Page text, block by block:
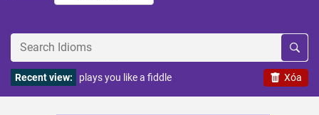
Xóa
Recent view: plays you like a fiddle